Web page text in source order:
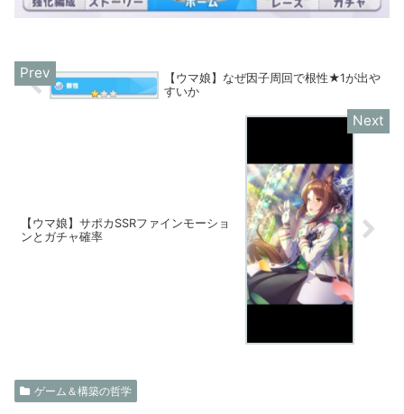
【ウマ娘】なぜ因子周回で根性★1が出や
すいか
【ウマ娘】サポカSSRファインモーショ
ンとガチャ確率
ゲーム＆構築の哲学